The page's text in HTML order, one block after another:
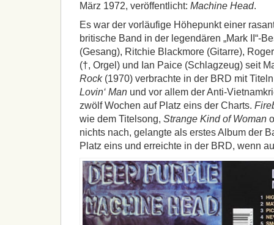
März 1972, veröffentlicht: Machine Head.
Es war der vorläufige Höhepunkt einer
britische Band in der legendären „Mark II“-
(Gesang), Ritchie Blackmore (Gitarre),
(†, Orgel) und Ian Paice (Schlagzeug) seit
Rock(1970) verbrachte in der BRD mit
Lovin‘ Man und vor allem der Anti-
zwölf Wochen auf Platz eins der Charts.
wie dem Titelsong, Strange Kind of Woman
nichts nach, gelangte als erstes Album der
Platz eins und erreichte in der BRD, wenn